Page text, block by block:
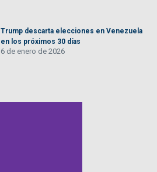
Trump descarta elecciones en Venezuela
en los próximos 30 días
6 de enero de 2026